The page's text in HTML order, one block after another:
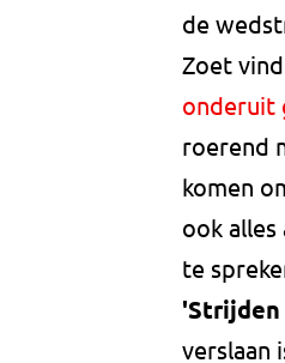
de
Zoet
onderuit
roerend
komen
ook
te
'Strijden
verslaan